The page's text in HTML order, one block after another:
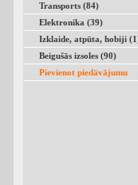
Transports (84)
Elektronika (39)
Izklaide, atpūta, hobiji
Beigušās izsoles (90)
Pievienot piedāvājumu